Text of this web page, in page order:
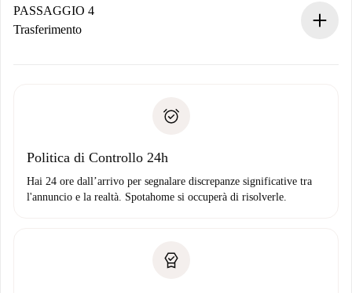
contatto con il proprietario.
Se rifiutata: non ti addebiteremo nulla e ti proporremo
Domiciliazione del pagamento
PASSAGGIO 4
Trasferimento
solo se non segnali problemi.
Politica di Controllo 24h
Hai 24 ore dall’arrivo per segnalare discrepanze significative tra
l'annuncio e la realtà. Spotahome si occuperà di risolverle.